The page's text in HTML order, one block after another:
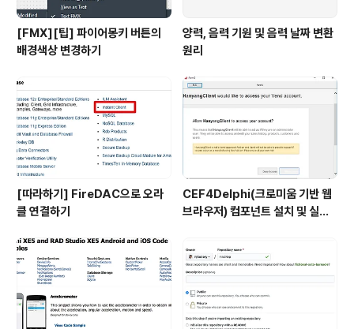
[FMX][팁] 파이어몽키 버튼의
배경색상 변경하기
양력, 음력 기원 및 음력 날짜 변환
원리
[따라하기] FireDAC으로 오라
클 연결하기
CEF4Delphi(크로미움 기반 웹
브라우저) 컴포넌트 설치 및 실행